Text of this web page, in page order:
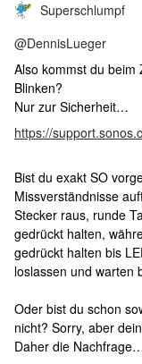
Superschlumpf
@DennisLueger
Also kommst du beim
Blinken?
Nur zur Sicherheit…
https://
Bist du exakt SO
Missverständnisse
Stecker raus, runde
gedrückt halten,
gedrückt halten bis
loslassen und warten
Oder bist du schon
nicht? Sorry, aber
Daher die